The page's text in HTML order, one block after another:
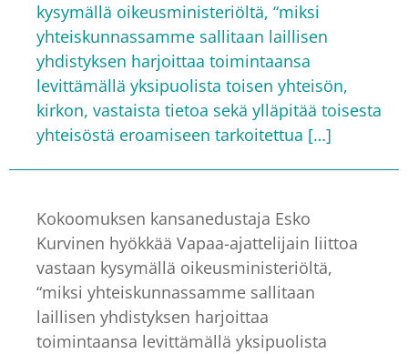
kysymällä oikeusministeriöltä, “miksi
yhteiskunnassamme sallitaan laillisen
yhdistyksen harjoittaa toimintaansa
levittämällä yksipuolista toisen yhteisön,
kirkon, vastaista tietoa sekä ylläpitää toisesta
yhteisöstä eroamiseen tarkoitettua […]
Kokoomuksen kansanedustaja Esko
Kurvinen hyökkää Vapaa-ajattelijain liittoa
vastaan kysymällä oikeusministeriöltä,
“miksi yhteiskunnassamme sallitaan
laillisen yhdistyksen harjoittaa
toimintaansa levittämällä yksipuolista